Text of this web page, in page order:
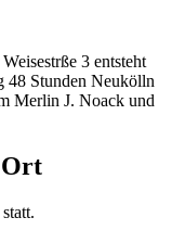
3 entsteht
48 Stunden Neukölln
Merlin J. Noack und
Ort